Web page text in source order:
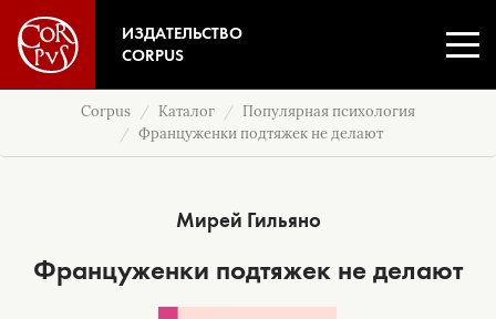
ИЗДАТЕЛЬСТВО
CORPUS
Corpus Каталог
Популярная психология
Француженки подтяжек не делают
Мирей Гильяно
Француженки подтяжек не делают